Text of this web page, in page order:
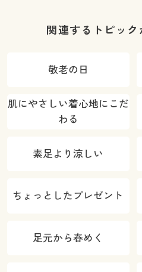
関連するトピッ
敬老の日
肌にやさしい着心地にこだ
わる
素足より涼しい
ちょっとしたプレゼント
足元から春めく